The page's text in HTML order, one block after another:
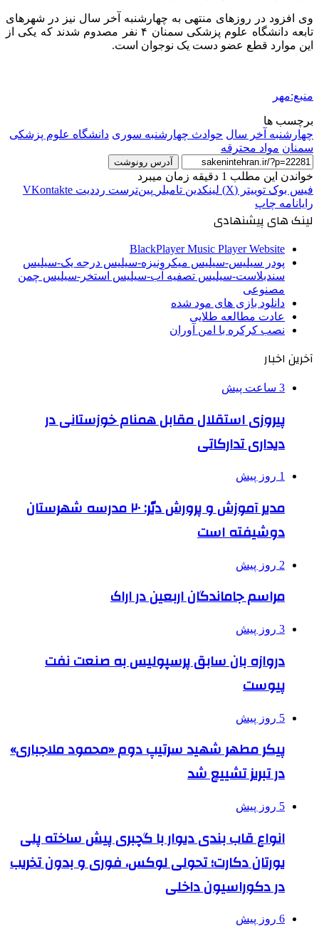
وی افزود در روزهای منتهی به چهارشنبه آخر سال نیز در شهرهای
تابعه دانشگاه علوم پزشکی سمنان ۴ نفر مصدوم شدند که یکی از
این موارد قطع عضو دست یک نوجوان است.
منبع:مهر
برچسب ها
چهارشنبه آخر سال حوادث چهارشنبه سوری دانشگاه علوم پزشكی
سمنان مواد محترقه
آدرس رونوشت
خواندن این مطلب 1 دقیقه زمان میبرد
فیس بوک توییتر (X) لینکدین ‫تامبلر ‫پین‌ترست ‫رددیت ‫VKontakte
رایانامه چاپ
لینک های پیشنهادی
BlackPlayer Music Player Website
پودر سیلیس-سیلیس میکرونیزه-سیلیس درجه یک-سیلیس
سندبلاست-سیلیس تصفیه آب-سیلیس استخر-سیلیس چمن
مصنوعی
دانلود بازی های مود شده
عادت مطالعه طلایی
نصب کرکره با امن آوران
آخرین اخبار
3 ساعت پیش
پیروزی استقلال مقابل همنام خوزستانی در
دیداری تدارکاتی
1 روز پیش
مدیر آموزش و پرورش دیّر: ۲۰ مدرسه شهرستان
دوشیفته است
2 روز پیش
مراسم جاماندگان اربعین در اراک
3 روز پیش
دروازه بان سابق پرسپولیس به صنعت نفت
پیوست
5 روز پیش
پیکر مطهر شهید سرتیپ دوم «محمود ملاجباری»
در تبریز تشییع شد
5 روز پیش
انواع قاب بندی دیوار با گچبری پیش ساخته پلی
یورتان دکارت؛ تحولی لوکس، فوری و بدون تخریب
در دکوراسیون داخلی
6 روز پیش